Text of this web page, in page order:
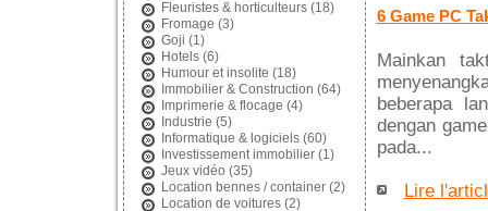
Fleuristes & horticulteurs(18)
Fromage (3)
Goji (1)
Hotels(6)
Humour et insolite (18)
Immobilier & Construction (64)
Imprimerie & flocage (4)
Industrie (5)
Informatique & logiciels(60)
Investissement immobilier(1)
Jeux vidéo (35)
Location bennes / container(2)
Location de voitures(2)
6 Game PC
Mainkan
beberapa
dengan
pada...
Lire